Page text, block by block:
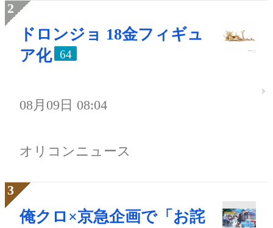
ドロンジョ 18金フィギュ
ア化
64
08月09日 08:04
オリコンニュース
俺クロ×京急企画で「お詫